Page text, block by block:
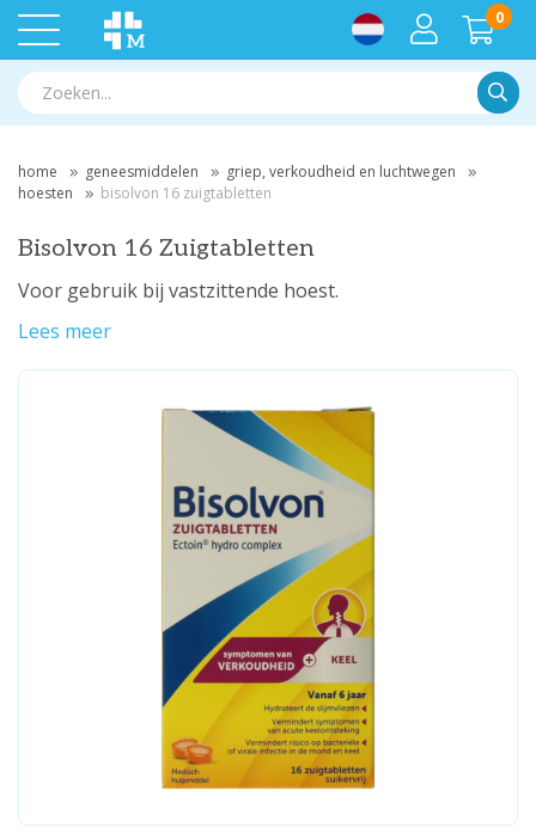
0
home geneesmiddelen
griep, verkoudheid en luchtwegen
hoesten
bisolvon 16 zuigtabletten
Bisolvon 16 Zuigtabletten
Voor gebruik bij vastzittende hoest.
Lees meer